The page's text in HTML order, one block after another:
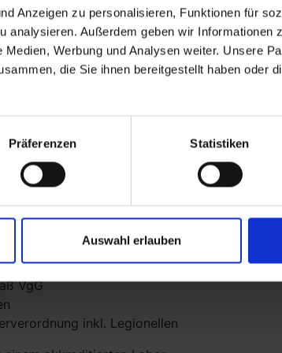
Anzeigen zu personalisieren, Funktionen für
analysieren. Außerdem geben wir Informationen
Werbung und Analysen weiter. Unsere
die Sie ihnen bereitgestellt haben oder
Präferenzen Statistiken
Auswahl erlauben
unterstütze ich Sie gern in der
können.
Vorgehensweise, enger
practice Hygienemanagement mit Ihnen und
VgG
inkl. Legionellen